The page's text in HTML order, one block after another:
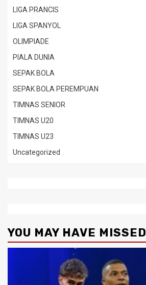
LIGA PRANCIS
LIGA SPANYOL
OLIMPIADE
PIALA DUNIA
SEPAK BOLA
SEPAK BOLA PEREMPUAN
TIMNAS SENIOR
TIMNAS U20
TIMNAS U23
Uncategorized
YOU MAY HAVE MISSED